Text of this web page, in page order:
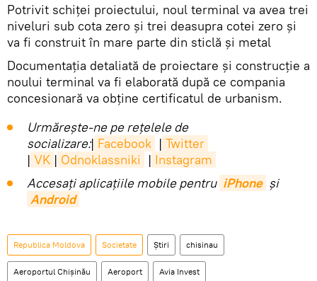
Potrivit schiței proiectului, noul terminal va avea trei
niveluri sub cota zero și trei deasupra cotei zero și
va fi construit în mare parte din sticlă și metal
Documentația detaliată de proiectare și construcție a
noului terminal va fi elaborată după ce compania
concesionară va obține certificatul de urbanism.
Urmărește-ne pe rețelele de
socializare:| Facebook | Twitter
| VK | Odnoklassniki | Instagram
Accesaţi aplicaţiile mobile pentru iPhone și
Android
Republica Moldova Societate Știri chisinau
Aeroportul Chişinău Aeroport Avia Invest